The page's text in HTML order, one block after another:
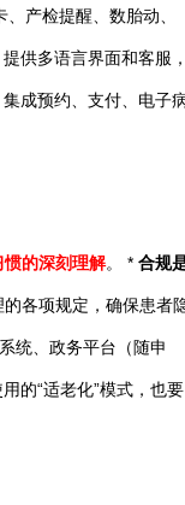
、产检提醒、数胎动、
供多语言界面和客服，
成预约、支付、电子
的深刻理解。 *合规
各项规定，确保患者
统、政务平台（随申
的“适老化”模式，也要